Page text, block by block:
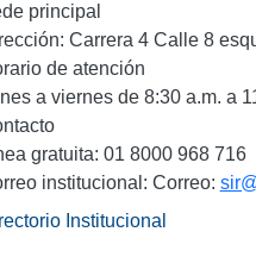
principal
Carrera 4 Calle 8
de atención
a viernes de 8:30 a.m. a
gratuita: 01 8000 968 716
institucional: Correo:
Institucional